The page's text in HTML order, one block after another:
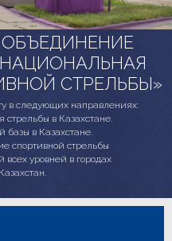
НАЦИОНАЛЬНАЯ
СТРЕЛЬБЫ»
в следующих направлениях:
в Казахстане.
базы в Казахстане.
спортивной стрельбы
уровней в городах